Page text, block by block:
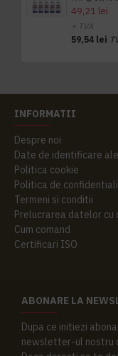
49,21 lei
+ TVA
59,54 lei
INFORMATII
Despre noi
Date de identificare
Politica cookie
Politica de
Termeni si conditii
Prelucrarea datelor cu
Cum comand
Certificari ISO
ABONARE LA
Dupa ce initiezi
newsletter-ul nostru